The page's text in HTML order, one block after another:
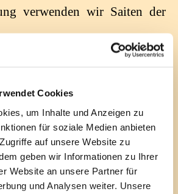
Cookies
um Inhalte und Anzeigen zu
für soziale Medien anbieten
auf unsere Website zu
geben wir Informationen zu Ihrer
Website an unsere Partner für
und Analysen weiter. Unsere
verwenden wir Saiten der
vor: